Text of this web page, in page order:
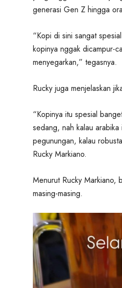
generasi Gen Z hingga
“Kopi di sini sangat
kopinya nggak dicampur-
menyegarkan,” tegasnya.
Rucky juga menjelaskan
“Kopinya itu spesial
sedang, nah kalau
pegunungan, kalau
Rucky Markiano.
Menurut Rucky Markiano,
masing-masing.